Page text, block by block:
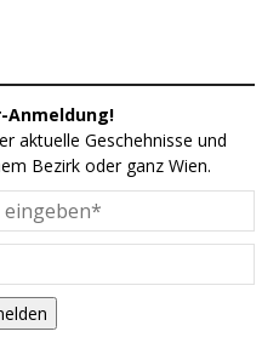
aktuelle Geschehnisse und
Bezirk oder ganz Wien.